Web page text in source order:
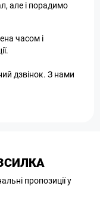
але і порадимо
часом і
дзвінок. З нами
пропозиції у